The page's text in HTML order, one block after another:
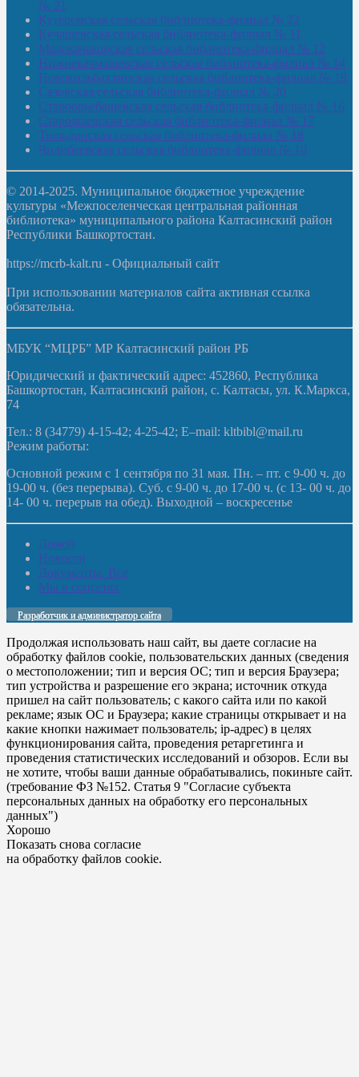
№ 21
Кутеремская сельская библиотека-филиал № 22
Кучашевская сельская библиотека-филиал № 11
Малокачаковская сельская библиотека-филиал № 12
Нижнекачмашевская сельская библиотека-филиал № 14
Новокильбахтинская сельская библиотека-филиал № 19
Сазовская сельская библиотека-филиал № 20
Староорьебашевская сельская библиотека-филиал № 16
Старояшевская сельская библиотека-филиал № 17
Тюльдинская сельская библиотека-филиал № 18
Чилибеевская сельская библиотека-филиал № 10
© 2014-2025. Муниципальное бюджетное учреждение
культуры «Межпоселенческая центральная районная
библиотека» муниципального района Калтасинский район
Республики Башкортостан.
https://mcrb-kalt.ru - Официальный сайт
При использовании материалов сайта активная ссылка
обязательна.
МБУК “МЦРБ” МР Калтасинский район РБ
Юридический и фактический адрес: 452860, Республика
Башкортостан, Калтасинский район, с. Калтасы, ул. К.Маркса,
74
Тел.: 8 (34779) 4-15-42; 4-25-42; E–mail: kltbibl@mail.ru
Режим работы:
Основной режим с 1 сентября по 31 мая. Пн. – пт. с 9-00 ч. до
19-00 ч. (без перерыва). Суб. с 9-00 ч. до 17-00 ч. (с 13- 00 ч. до
14- 00 ч. перерыв на обед). Выходной – воскресенье
Домой
Новости
Документы. Все
Мы в соцсетях
Разработчик и администратор сайта
Продолжая использовать наш сайт, вы даете согласие на
обработку файлов cookie, пользовательских данных (сведения
о местоположении; тип и версия ОС; тип и версия Браузера;
тип устройства и разрешение его экрана; источник откуда
пришел на сайт пользователь; с какого сайта или по какой
рекламе; язык ОС и Браузера; какие страницы открывает и на
какие кнопки нажимает пользователь; ip-адрес) в целях
функционирования сайта, проведения ретаргетинга и
проведения статистических исследований и обзоров. Если вы
не хотите, чтобы ваши данные обрабатывались, покиньте сайт.
(требование ФЗ №152. Статья 9 "Согласие субъекта
персональных данных на обработку его персональных
данных")
Хорошо
Показать снова согласие
на обработку файлов cookie.